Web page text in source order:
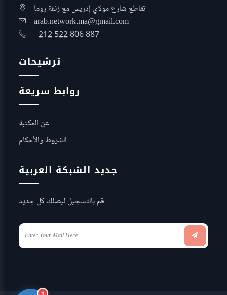
تقاطع شارع مولاي إدريس مع زنقة روما
arab.network.ma@gmail.com
+212 522 806 887
ترشيحات
روابط سريعة
عن المكتبة
الشروط والأحكام
جديد الشبكة العربية
قم بالتسجيل ليصلك كل جديد